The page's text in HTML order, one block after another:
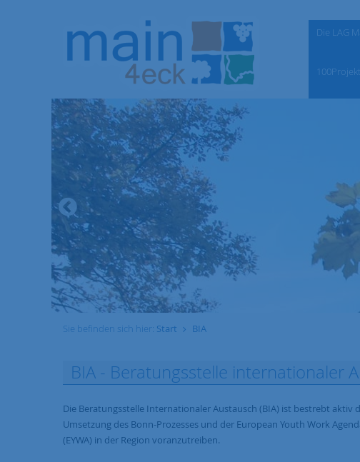
Die LAG
Sie befinden sich hier: Start BIA
BIA - Beratungsstelle internationaler
Die Beratungsstelle Internationaler Austausch (BIA) ist bestrebt aktiv
Umsetzung des Bonn-Prozesses und der European Youth Work
(EYWA) in der Region voranzutreiben.